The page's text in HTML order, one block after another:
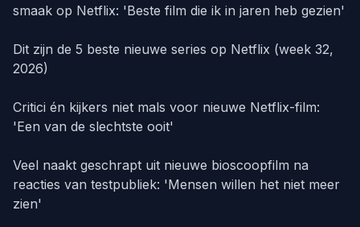
smaak op Netflix: 'Beste film die ik in jaren heb gezien'
Dit zijn de 5 beste nieuwe series op Netflix (week 32,
2026)
Critici én kijkers niet mals voor nieuwe Netflix-film:
'Een van de slechtste ooit'
Veel naakt geschrapt uit nieuwe bioscoopfilm na
reacties van testpubliek: 'Mensen willen het niet meer
zien'